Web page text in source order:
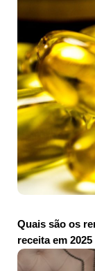
Quais são os
receita em 2025